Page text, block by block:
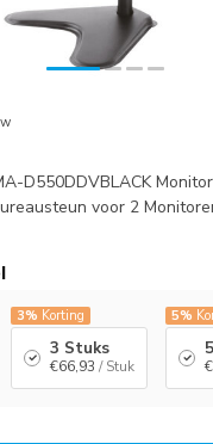
D550DDVBLACK
voor 2
3% Korting
3 Stuks
€66,93 / Stuk
5%